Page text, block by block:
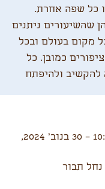
שהשיעורים ניתנים
מקום בעולם ובכל
כמובן. כל
להקשיב ולהיפתח
29 בנוב׳ 2024, 10:00 – 30 בנוב׳ 2024,
תבור